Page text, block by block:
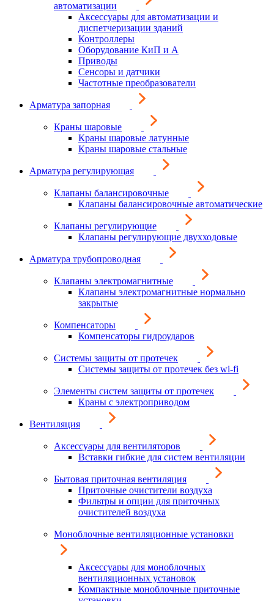
автоматизации
Аксессуары для автоматизации и
диспетчеризации зданий
Контроллеры
Оборудование КиП и А
Приводы
Сенсоры и датчики
Частотные преобразователи
Арматура запорная
Краны шаровые
Краны шаровые латунные
Краны шаровые стальные
Арматура регулирующая
Клапаны балансировочные
Клапаны балансировочные автоматические
Клапаны регулирующие
Клапаны регулирующие двухходовые
Арматура трубопроводная
Клапаны электромагнитные
Клапаны электромагнитные нормально
закрытые
Компенсаторы
Компенсаторы гидроударов
Системы защиты от протечек
Системы защиты от протечек без wi-fi
Элементы систем защиты от протечек
Краны с электроприводом
Вентиляция
Аксессуары для вентиляторов
Вставки гибкие для систем вентиляции
Бытовая приточная вентиляция
Приточные очистители воздуха
Фильтры и опции для приточных
очистителей воздуха
Моноблочные вентиляционные установки
Аксессуары для моноблочных
вентиляционных установок
Компактные моноблочные приточные